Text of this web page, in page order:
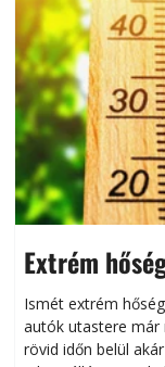
Extrém
Ismét extrém
autók utastere már
rövid időn belül